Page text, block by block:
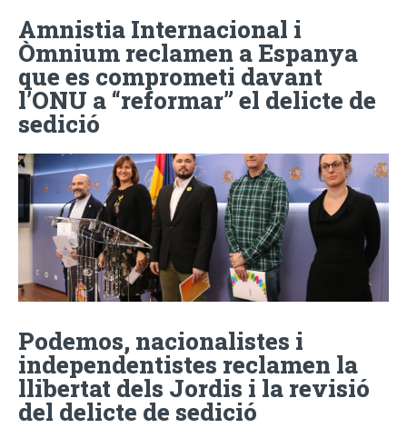
Amnistia Internacional i
Òmnium reclamen a Espanya
que es comprometi davant
l’ONU a “reformar” el delicte de
sedició
Podemos, nacionalistes i
independentistes reclamen la
llibertat dels Jordis i la revisió
del delicte de sedició